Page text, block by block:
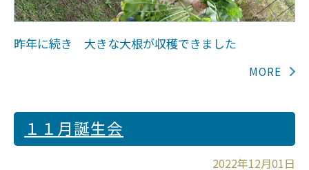
昨年に続き 大きな大根が収穫できました
１１月誕生会
2022年12月01日